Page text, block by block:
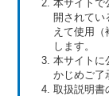
本サイトで
開されてい
えて使用
します。
本サイトに
かじめご了
取扱説明書